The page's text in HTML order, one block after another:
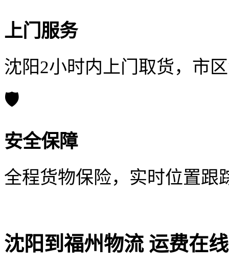
上门服务
沈阳2小时内上门取货，市
🛡️
安全保障
全程货物保险，实时位置跟
沈阳到福州物流 运费在